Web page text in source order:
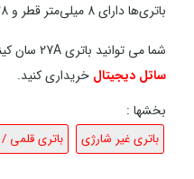
باتری‌ها دارای 8 میلی‌متر قطر و 28 میلی‌متر ارتفاع می باشند.
شما می توانید باتری 27A سان کینگ را با اطمینان از فروشگاه
ساتل دیجیتال خریداری کنید.
بخشها :
باتری غیر شارژی باتری قلمی